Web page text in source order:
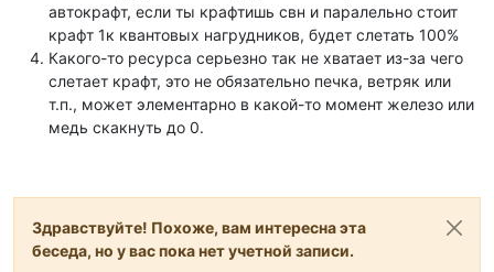
автокрафт, если ты крафтишь свн и паралельно стоит
крафт 1к квантовых нагрудников, будет слетать 100%
Какого-то ресурса серьезно так не хватает из-за чего
слетает крафт, это не обязательно печка, ветряк или
т.п., может элементарно в какой-то момент железо или
медь скакнуть до 0.
Здравствуйте! Похоже, вам интересна эта
беседа, но у вас пока нет учетной записи.